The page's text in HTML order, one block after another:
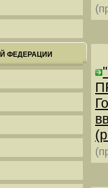
ФЕДЕРАЦИИ